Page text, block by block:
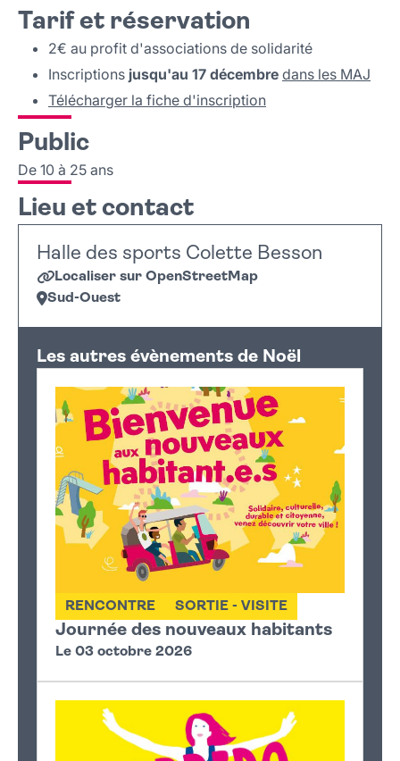
Tarif et réservation
2€ au profit d'associations de solidarité
Inscriptions jusqu'au 17 décembre dans les MAJ
Télécharger la fiche d'inscription
Public
De 10 à 25 ans
Lieu et contact
Halle des sports Colette Besson
Localiser sur OpenStreetMap
Sud-Ouest
+
−
Les autres évènements de Noël
Journée des nouveaux habitants
RENCONTRE SORTIE - VISITE
Le 03 octobre 2026